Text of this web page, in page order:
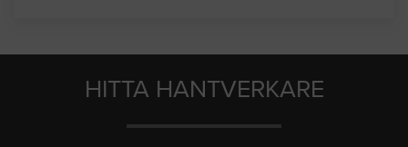
HITTA HANTVERKARE